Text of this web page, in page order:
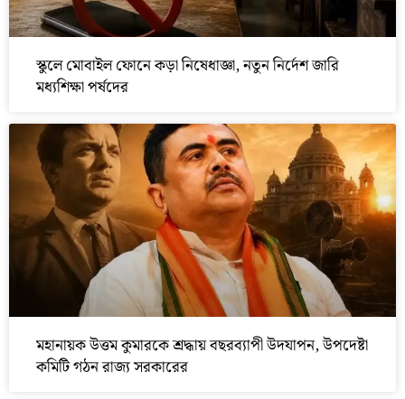
স্কুলে মোবাইল ফোনে কড়া নিষেধাজ্ঞা, নতুন নির্দেশ জারি
মধ্যশিক্ষা পর্ষদের
মহানায়ক উত্তম কুমারকে শ্রদ্ধায় বছরব্যাপী উদযাপন, উপদেষ্টা
কমিটি গঠন রাজ্য সরকারের